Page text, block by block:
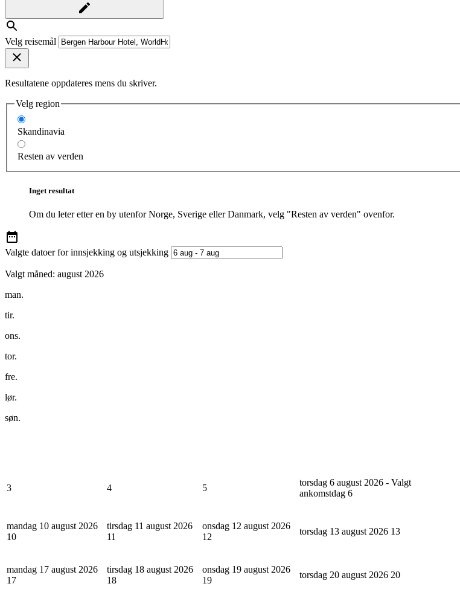
Velg reisemål
Resultatene oppdateres mens du skriver.
Velg region
Skandinavia
Resten av verden
Inget resultat
Om du leter etter en by utenfor Norge, Sverige eller Danmark, velg "Resten av verden" ovenfor.
Valgte datoer for innsjekking og utsjekking
Valgt måned: august 2026
man.
tir.
ons.
tor.
fre.
lør.
søn.
3 4 5
torsdag 6 august 2026 - Valgt
ankomstdag 6
mandag 10 august 2026
10
tirsdag 11 august 2026
11
onsdag 12 august 2026
12
torsdag 13 august 2026 13
mandag 17 august 2026
17
tirsdag 18 august 2026
18
onsdag 19 august 2026
19
torsdag 20 august 2026 20